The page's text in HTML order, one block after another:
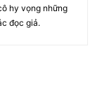
hy vọng những
đọc giả.